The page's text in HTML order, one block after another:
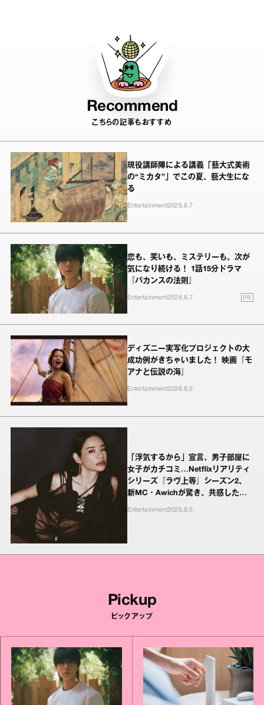
Recommend
こちらの記事もおすすめ
現役講師陣による講義「藝大式美術
の“ミカタ”」でこの夏、藝大生にな
る
Entertainment2026.8.7
恋も、笑いも、ミステリーも。次が
気になり続ける！ 1話15分ドラマ
『バカンスの法則』
Entertainment2026.8.7 PR
ディズニー実写化プロジェクトの大
成功例がきちゃいました！ 映画『モ
アナと伝説の海』
Entertainment2026.8.5
「浮気するから」宣言、男子部屋に
女子がカチコミ…Netflixリアリティ
シリーズ『ラヴ上等』シーズン2、
新MC・Awichが驚き、共感したヤ
Entertainment2026.8.5
Pickup
ピックアップ